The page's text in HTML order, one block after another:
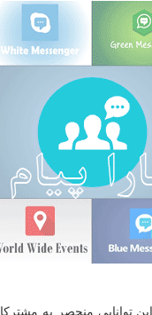
توانایی منحصر به